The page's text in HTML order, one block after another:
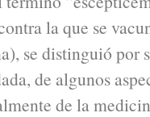
la que se
se distinguió por
de algunos
de la